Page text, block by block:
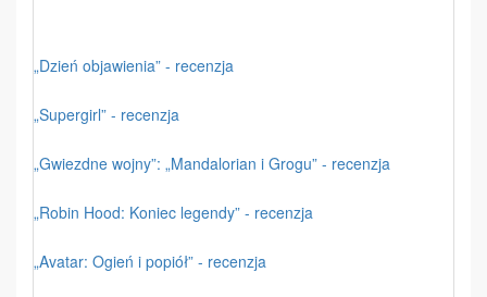
„Dzień objawienia” - recenzja
„Supergirl” - recenzja
„Gwiezdne wojny”: „Mandalorian i Grogu” - recenzja
„Robin Hood: Koniec legendy” - recenzja
„Avatar: Ogień i popiół” - recenzja